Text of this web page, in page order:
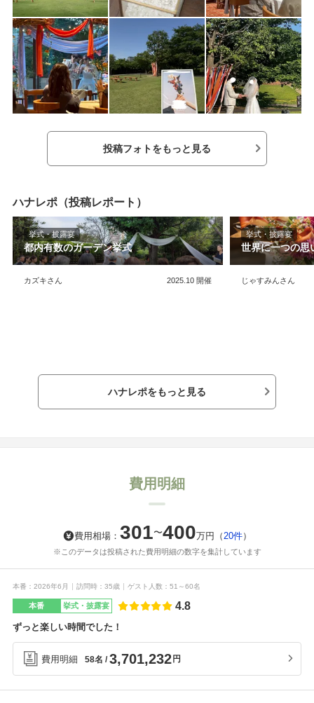
投稿フォトをもっと見る
ハナレポ（投稿レポート）
挙式・披露宴
都内有数のガーデン挙式
カズキさん 2025.10 開催
挙式・披露宴
世界に一つの思
じゃすみんさん
ハナレポをもっと見る
費用明細
費用相場： 301〜400万円 （20件）
※このデータは投稿された費用明細の数字を集計しています
本番 2026年6月 訪問時 35歳 ゲスト人数 51～60名
本番 挙式・披露宴 4.8
ずっと楽しい時間でした！
費用明細 58名 3,701,232 円